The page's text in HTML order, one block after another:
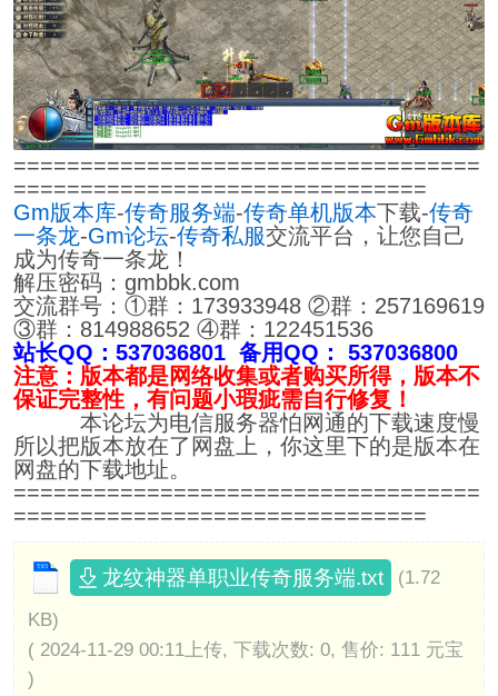
===================================
===============================
Gm版本库-传奇服务端-传奇单机版本下载-传奇
一条龙-Gm论坛-传奇私服交流平台，让您自己
成为传奇一条龙！
解压密码：gmbbk.com
交流群号：①群：173933948 ②群：257169619
③群：814988652 ④群：122451536
站长QQ：537036801 备用QQ： 537036800
注意：版本都是网络收集或者购买所得，版本不
保证完整性，有问题小瑕疵需自行修复！
本论坛为电信服务器怕网通的下载速度慢
所以把版本放在了网盘上，你这里下的是版本在
网盘的下载地址。
===================================
===============================
龙纹神器单职业传奇服务端.txt
(1.72
KB)
( 2024-11-29 00:11上传, 下载次数: 0, 售价: 111 元宝
)